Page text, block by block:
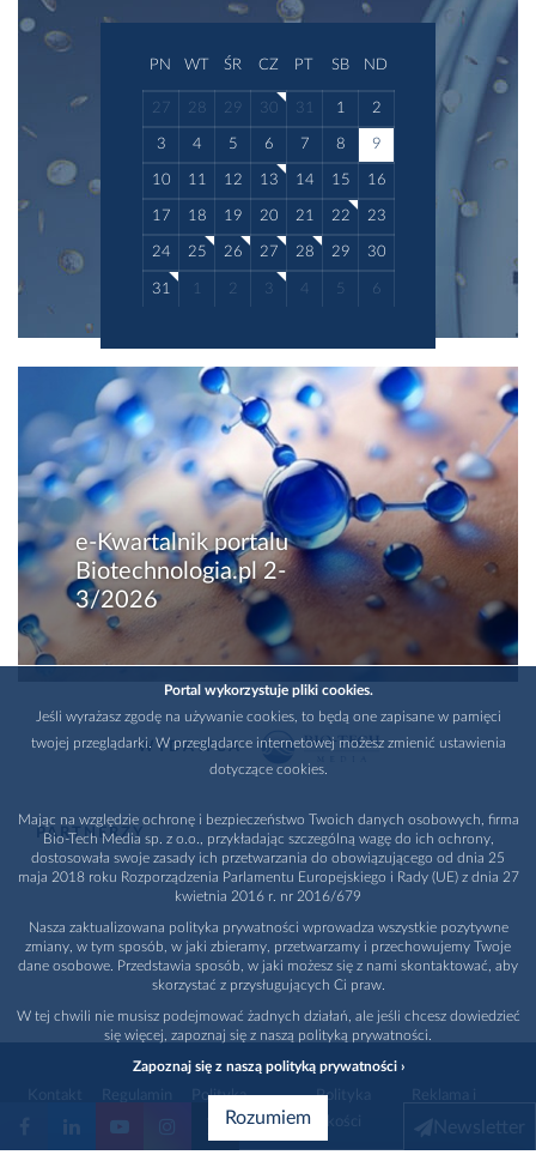
nadal wyznaczają globalne trendy w pielęgnacji,
koncentrując się na widocznych efektach,
zaawansowanych teksturach, pielęgnacji bariery
skórnej oraz...
PN WT ŚR CZ PT SB ND
27 28 29 30 31 1 2
3 4 5 6 7 8 9
10 11 12 13 14 15 16
17 18 19 20 21 22 23
24 25 26 27 28 29 30
31 1 2 3 4 5 6
e-Kwartalnik portalu
Biotechnologia.pl 2-
3/2026
WYDAWCA
PARTNERZY
Polityka
prywatności
Polityka
promocja
Portal wykorzystuje pliki cookies.
Jeśli wyrażasz zgodę na używanie cookies, to będą one zapisane w pamięci
twojej przeglądarki. W przeglądarce internetowej możesz zmienić ustawienia
dotyczące cookies.
Mając na względzie ochronę i bezpieczeństwo Twoich danych osobowych, firma
Bio-Tech Media sp. z o.o., przykładając szczególną wagę do ich ochrony,
dostosowała swoje zasady ich przetwarzania do obowiązującego od dnia 25
maja 2018 roku Rozporządzenia Parlamentu Europejskiego i Rady (UE) z dnia 27
kwietnia 2016 r. nr 2016/679
Nasza zaktualizowana polityka prywatności wprowadza wszystkie pozytywne
zmiany, w tym sposób, w jaki zbieramy, przetwarzamy i przechowujemy Twoje
dane osobowe. Przedstawia sposób, w jaki możesz się z nami skontaktować, aby
skorzystać z przysługujących Ci praw.
W tej chwili nie musisz podejmować żadnych działań, ale jeśli chcesz dowiedzieć
się więcej, zapoznaj się z naszą polityką prywatności.
Zapoznaj się z naszą polityką prywatności ›
Rozumiem Newsletter